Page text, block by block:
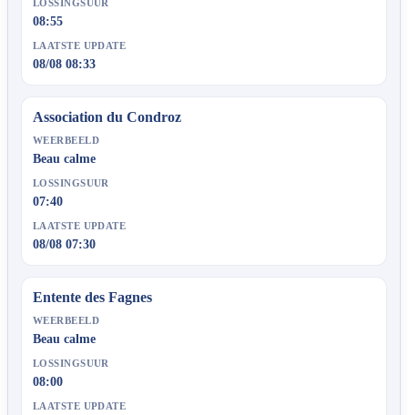
LOSSINGSUUR
08:55
LAATSTE UPDATE
08/08 08:33
Association du Condroz
WEERBEELD
Beau calme
LOSSINGSUUR
07:40
LAATSTE UPDATE
08/08 07:30
Entente des Fagnes
WEERBEELD
Beau calme
LOSSINGSUUR
08:00
LAATSTE UPDATE